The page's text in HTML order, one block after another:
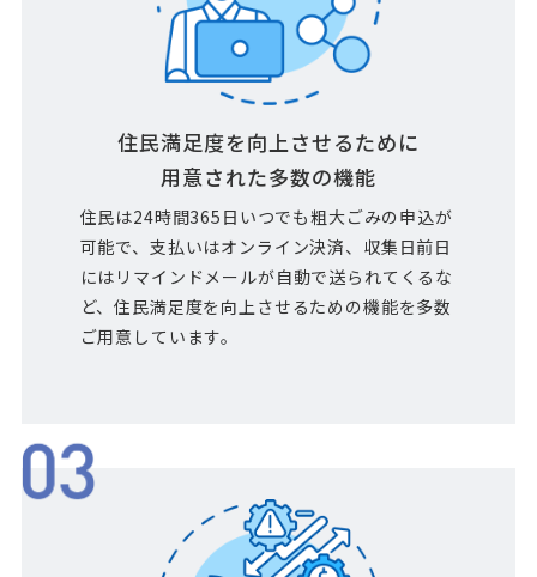
住民満足度を向上させるために
用意された多数の機能
住民は24時間365日いつでも粗大ごみの申込が
可能で、支払いはオンライン決済、収集日前日
にはリマインドメールが自動で送られてくるな
ど、住民満足度を向上させるための機能を多数
ご用意しています。